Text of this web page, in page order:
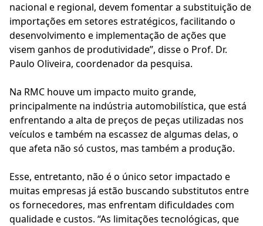
nacional e regional, devem fomentar a substituição de
importações em setores estratégicos, facilitando o
desenvolvimento e implementação de ações que
visem ganhos de produtividade”, disse o Prof. Dr.
Paulo Oliveira, coordenador da pesquisa.
Na RMC houve um impacto muito grande,
principalmente na indústria automobilística, que está
enfrentando a alta de preços de peças utilizadas nos
veículos e também na escassez de algumas delas, o
que afeta não só custos, mas também a produção.
Esse, entretanto, não é o único setor impactado e
muitas empresas já estão buscando substitutos entre
os fornecedores, mas enfrentam dificuldades com
qualidade e custos. “As limitações tecnológicas, que